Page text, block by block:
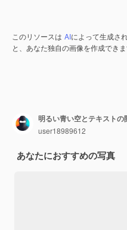
このリソースは AIによって生成さ
と、あなた独自の画像を作成できま
明るい青い空とテキストの
user18989612
あなたにおすすめの写真